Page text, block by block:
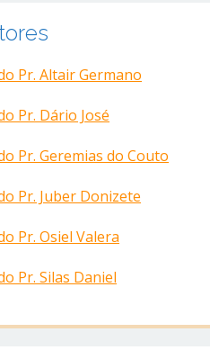
Pr. Altair Germano
Pr. Dário José
Pr. Geremias do Couto
Pr. Juber Donizete
Pr. Osiel Valera
Pr. Silas Daniel